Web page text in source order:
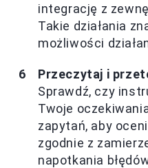
integrację z
Takie działania
możliwości
Przeczytaj i
Sprawdź, czy
Twoje
zapytań, aby
zgodnie z
napotkania